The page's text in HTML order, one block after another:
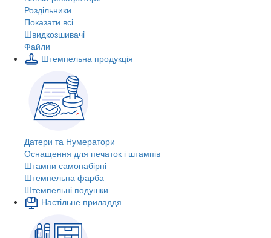
Роздільники
Показати всі
Швидкозшивачi
Файли
Штемпельна продукція
Датери та Нумератори
Оснащення для печаток і штампів
Штампи самонабірні
Штемпельна фарба
Штемпельні подушки
Настільне приладдя